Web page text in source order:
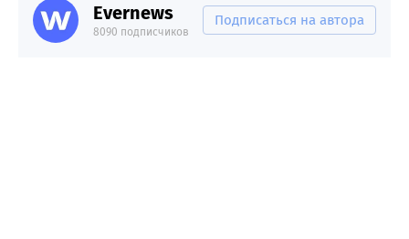
Evernews
8090 подписчиков
Подписаться на автора